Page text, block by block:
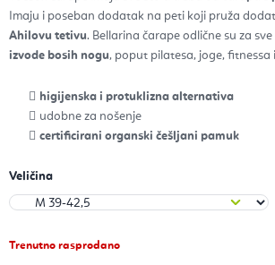
Imaju i poseban dodatak na peti koji pruža
Ahilovu tetivu. Bellarina čarape odlične su za sve
izvode bosih nogu, poput pilatesa, joge, fitnessa
higijenska i protuklizna alternativa
udobne za nošenje
certificirani organski češljani pamuk
Veličina
Trenutno rasprodano